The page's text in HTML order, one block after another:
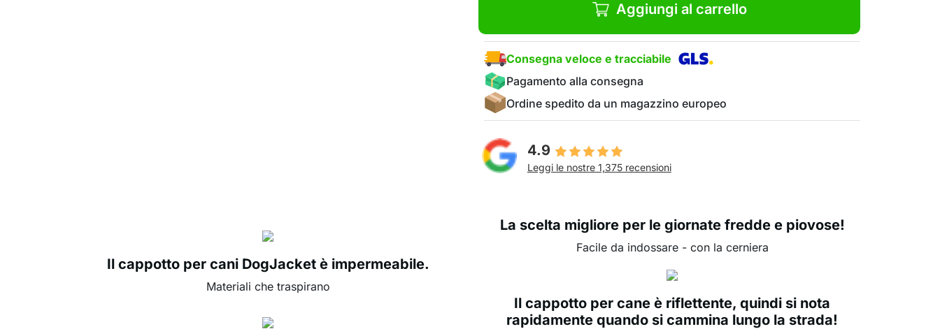
Aggiungi al carrello
Consegna veloce e tracciabile
Pagamento alla consegna
Ordine spedito da un magazzino europeo
4.9
Leggi le nostre 1,375 recensioni
La scelta migliore per le giornate fredde e piovose!
Facile da indossare - con la cerniera
Il cappotto per cani DogJacket è impermeabile.
Materiali che traspirano
Il cappotto per cane è riflettente, quindi si nota
rapidamente quando si cammina lungo la strada!